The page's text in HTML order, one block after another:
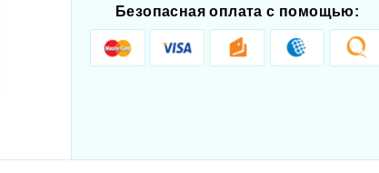
Безопасная оплата с помощью: